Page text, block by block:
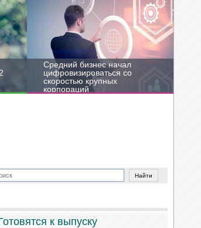
Средний бизнес начал
цифровизироваться со
скоростью крупных
корпораций
к выпуску